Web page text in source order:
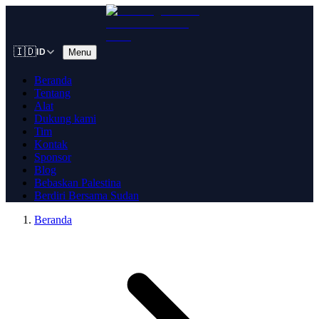
🇮🇩 ID Menu
Beranda
Tentang
Alat
Dukung kami
Tim
Kontak
Sponsor
Blog
Bebaskan Palestina
Berdiri Bersama Sudan
Beranda